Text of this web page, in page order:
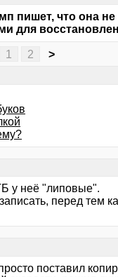
пишет, что она
для
1 2 >
у неё "липовые".
перед тем
поставил